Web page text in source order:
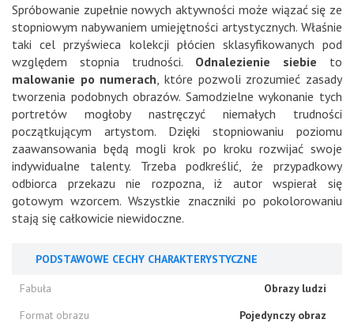
Spróbowanie zupełnie nowych aktywności może wiązać się ze
stopniowym nabywaniem umiejętności artystycznych. Właśnie
taki cel przyświeca kolekcji płócien sklasyfikowanych pod
względem stopnia trudności. Odnalezienie siebie to
malowanie po numerach , które pozwoli zrozumieć zasady
tworzenia podobnych obrazów. Samodzielne wykonanie tych
portretów mogłoby nastręczyć niemałych trudności
początkującym artystom. Dzięki stopniowaniu poziomu
zaawansowania będą mogli krok po kroku rozwijać swoje
indywidualne talenty. Trzeba podkreślić, że przypadkowy
odbiorca przekazu nie rozpozna, iż autor wspierał się
gotowym wzorcem. Wszystkie znaczniki po pokolorowaniu
stają się całkowicie niewidoczne.
PODSTAWOWE CECHY CHARAKTERYSTYCZNE
Fabuła
Obrazy ludzi
Format obrazu
Pojedynczy obraz